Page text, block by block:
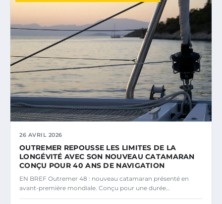
26 AVRIL 2026
OUTREMER REPOUSSE LES LIMITES DE LA
LONGÉVITÉ AVEC SON NOUVEAU CATAMARAN
CONÇU POUR 40 ANS DE NAVIGATION
EN BREF Outremer 48 : nouveau catamaran présenté en
avant-première mondiale. Conçu pour une durée…